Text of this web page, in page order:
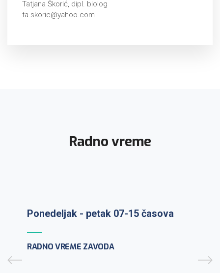
Tatjana Škorić, dipl. biolog
ta.skoric@yahoo.com
Radno vreme
Prijem uzoraka: ponedeljak-petak 7-